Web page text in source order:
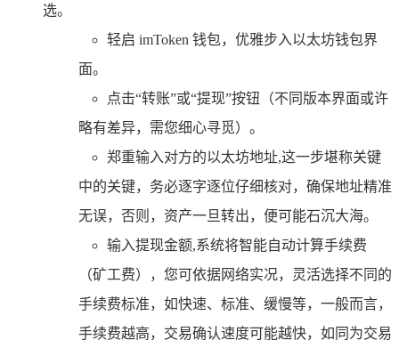
选。
轻启 imToken 钱包，优雅步入以太坊钱包界
面。
点击“转账”或“提现”按钮（不同版本界面或许
略有差异，需您细心寻觅）。
郑重输入对方的以太坊地址,这一步堪称关键
中的关键，务必逐字逐位仔细核对，确保地址精准
无误，否则，资产一旦转出，便可能石沉大海。
输入提现金额,系统将智能自动计算手续费
（矿工费），您可依据网络实况，灵活选择不同的
手续费标准，如快速、标准、缓慢等，一般而言，
手续费越高，交易确认速度可能越快，如同为交易